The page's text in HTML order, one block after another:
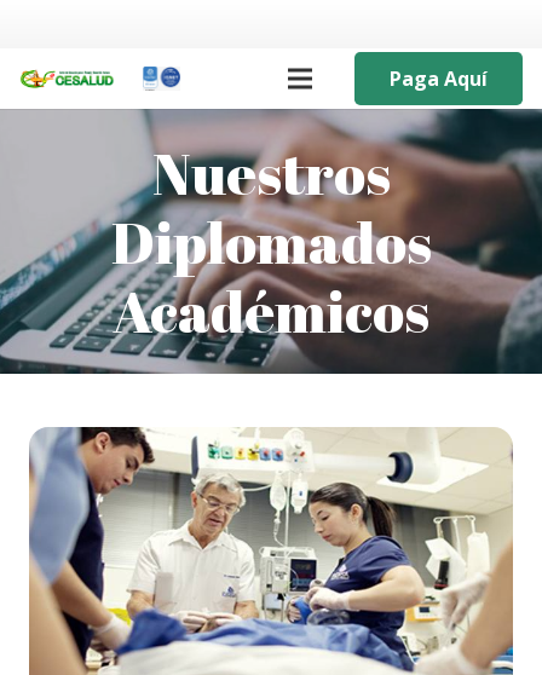
Paga Aquí
Nuestros
Diplomados
Académicos